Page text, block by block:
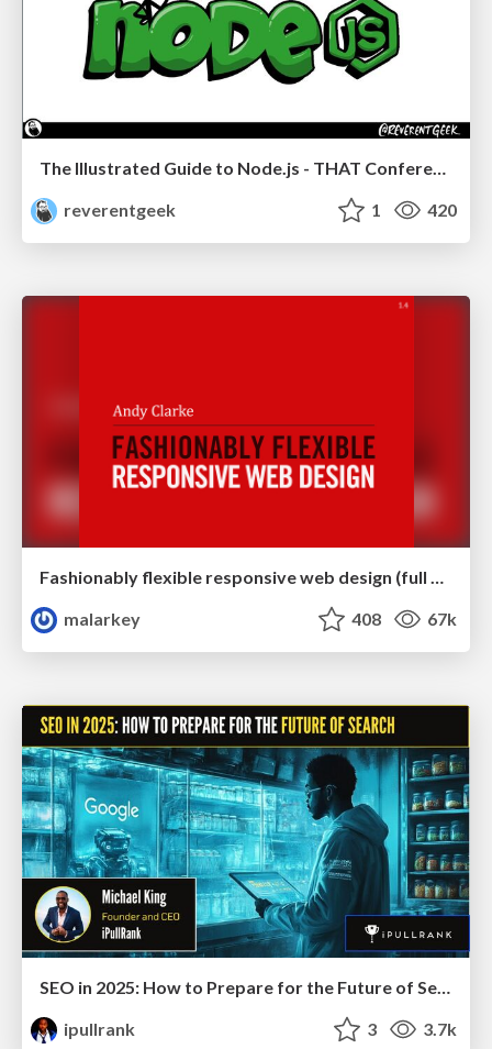
The Illustrated Guide to Node.js - THAT Conference 2024
reverentgeek
1 420
Fashionably flexible responsive web design (full day workshop)
malarkey
408 67k
SEO in 2025: How to Prepare for the Future of Search
ipullrank
3 3.7k